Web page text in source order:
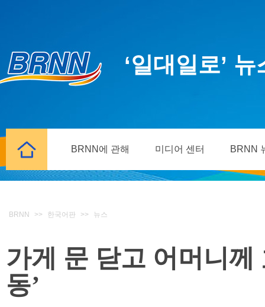
‘일대일로’
BRNN에 관해 미디어 센터 BRNN
BRNN >> 한국어판 >> 뉴스
가게 문 닫고 어머니께
동’